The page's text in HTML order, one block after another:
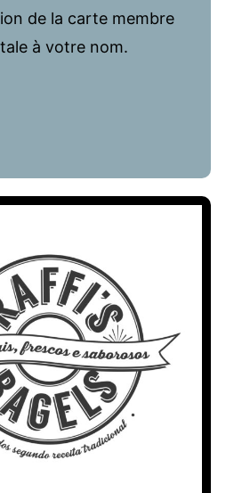
de la carte membre
à votre nom.